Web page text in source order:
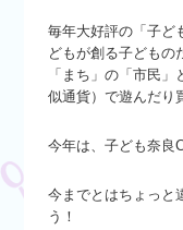
毎年大好評の「子ど
どもが創る子どもの
「まち」の「市民
似通貨）で遊んだり
今年は、子ども奈良
今までとはちょっと
う！